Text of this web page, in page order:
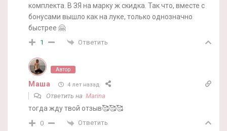
комплекта. В ЗЯ на марку ж скидка. Так что, вместе с
бонусами вышло как на луке, только однозначно
быстрее 🤗
1 Ответить
Автор
Маша 4 лет назад
Ответить на Marina
тогда жду твой отзыв🥰🥰🥰
0 Ответить